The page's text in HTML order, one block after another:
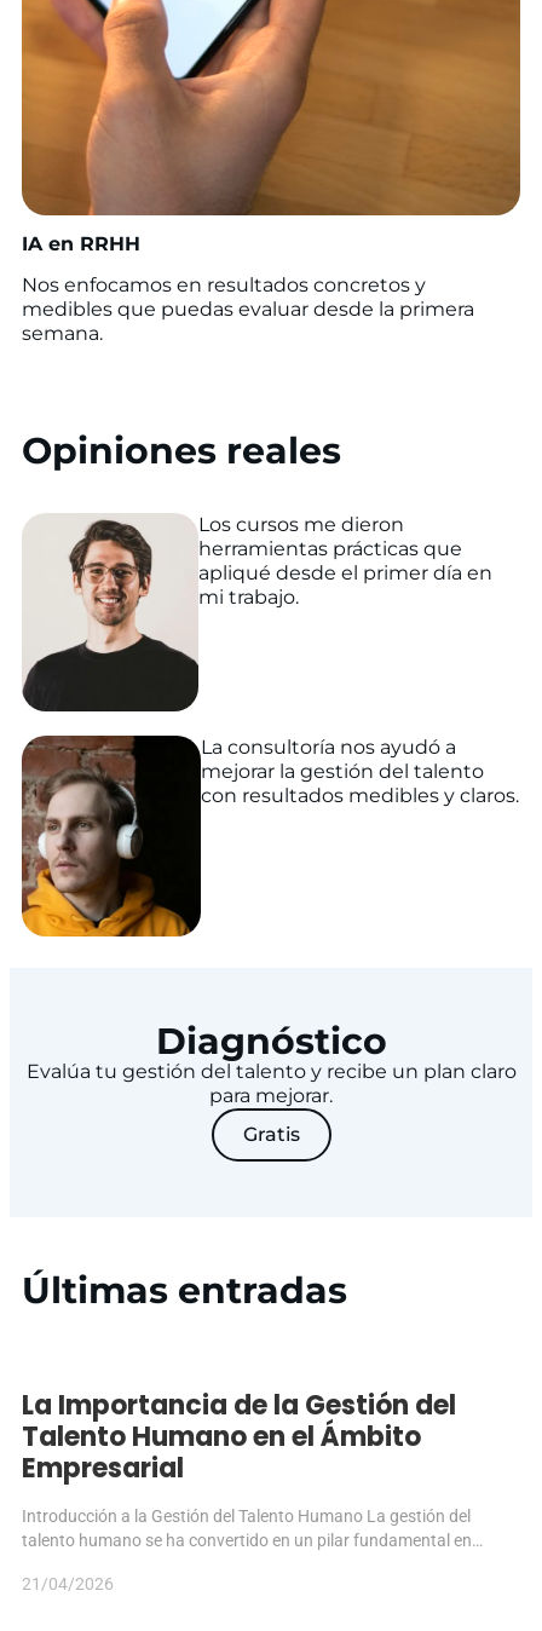
IA en RRHH
Nos enfocamos en resultados concretos y
medibles que puedas evaluar desde la primera
semana.
Opiniones reales
Los cursos me dieron
herramientas prácticas que
apliqué desde el primer día en
mi trabajo.
La consultoría nos ayudó a
mejorar la gestión del talento
con resultados medibles y claros.
Diagnóstico
Evalúa tu gestión del talento y recibe un plan claro
para mejorar.
Gratis
Últimas entradas
La Importancia de la Gestión del
Talento Humano en el Ámbito
Empresarial
Introducción a la Gestión del Talento Humano La gestión del
talento humano se ha convertido en un pilar fundamental en…
21/04/2026